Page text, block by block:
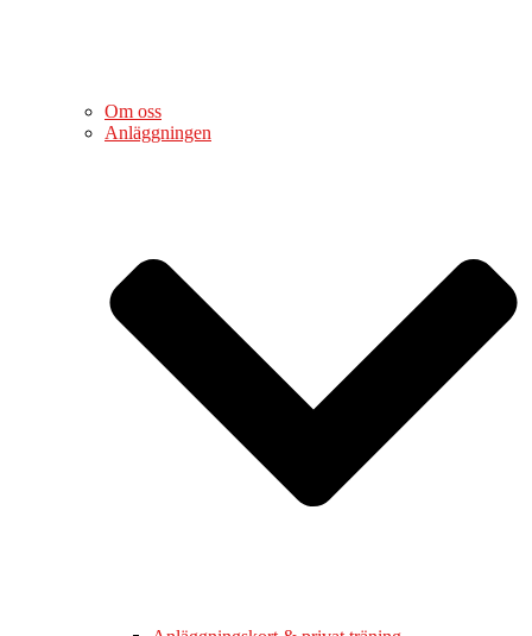
Om oss
Anläggningen